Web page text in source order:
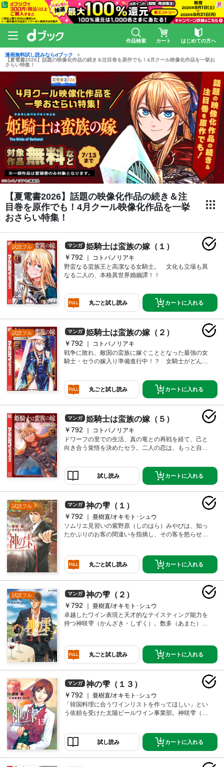
作品検索 カート はじめての方へ
漫画無料試し読みならdブック
【夏電書2026】話題の映像化作品の続き＆注目巻を原作でも！4月クール映像化作品を一挙お
さらい特集！
【夏電書2026】話題の映像化作品の続き＆注
目巻を原作でも！4月クール映像化作品を一挙
おさらい特集！
試読フル マンガ 姫騎士は蛮族の嫁（１）
￥792
コトバノリアキ
野蛮なる蛮族王と高潔なる女騎士。 文化も立場も異
なる二人の、本格異世界婚姻譚！！
丸ごと試し読み カートに入れる
試読フル マンガ 姫騎士は蛮族の嫁（２）
￥792
コトバノリアキ
戦争に敗れ、敵国の蛮族に嫁ぐこととなった最強の女
騎士・セラの嫁入り準備進行中！？ 女騎士がどんど
丸ごと試し読み カートに入れる
マンガ 姫騎士は蛮族の嫁（５）
￥792
コトバノリアキ
ドワーフの里での生活、真の竜との再戦を経て、己と
向き合う覚悟を決めたセラ。二人の恋は、もっと自由
試し読み カートに入れる
試読フル マンガ 神の雫（１）
￥792
亜樹直/オキモト･シュウ
ソムリエ見習いの紫野原（しのはら）みやびは、知っ
たかぶりのお客の間違いを指摘し、その客を怒らせて
によって救われる。実は彼は世界的に有名はワイン評
論家、神咲豊多加（かんざき・ゆたか）の息子であっ
丸ごと試し読み カートに入れる
試読フル マンガ 神の雫（２）
￥792
亜樹直/オキモト･シュウ
卓越したワイン表現と天才的なテイスティング能力を
持つ神咲雫（かんざき・しずく）。数多（あまた）あ
まった高級ワインの代わりとして探し出したボトル
が、ワインの持つ力強く深い、そしてせつない愛情を
呼び起こす。
丸ごと試し読み カートに入れる
マンガ 神の雫（１３）
￥792
亜樹直/オキモト･シュウ
「韓国料理に合うワインリストを作ってほしい」とい
う依頼を受けた太陽ビールワイン事業部。神咲雫（か
が、思いがけない形で遠峰一青（とおみね・いっせ
い）からヒントをもらう。その手がかりをもとに、雫
試し読み カートに入れる